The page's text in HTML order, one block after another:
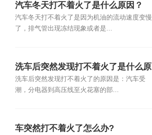
汽车冬天打不着火了是什么原因？
汽车冬天打不着火了是因为机油的流动速度变慢
了，排气管出现冻结现象或者是...
洗车后突然发现打不着火了是什么原
因？
洗车后突然发现打不着火了的原因是：汽车受
潮，分电器到高压线至火花塞的部...
车突然打不着火了怎么办?